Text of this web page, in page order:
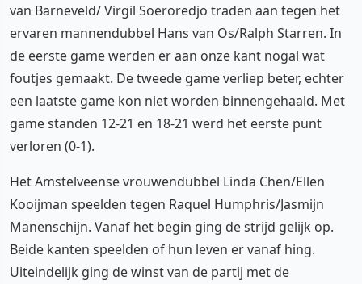
van Barneveld/ Virgil Soeroredjo traden aan tegen het
ervaren mannendubbel Hans van Os/Ralph Starren. In
de eerste game werden er aan onze kant nogal wat
foutjes gemaakt. De tweede game verliep beter, echter
een laatste game kon niet worden binnengehaald. Met
game standen 12-21 en 18-21 werd het eerste punt
verloren (0-1).
Het Amstelveense vrouwendubbel Linda Chen/Ellen
Kooijman speelden tegen Raquel Humphris/Jasmijn
Manenschijn. Vanaf het begin ging de strijd gelijk op.
Beide kanten speelden of hun leven er vanaf hing.
Uiteindelijk ging de winst van de partij met de